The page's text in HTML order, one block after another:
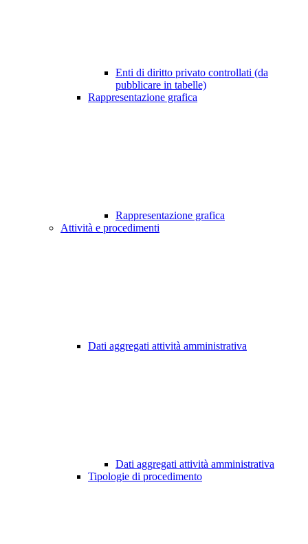
Enti di diritto privato controllati (da
pubblicare in tabelle)
Rappresentazione grafica
Rappresentazione grafica
Attività e procedimenti
Dati aggregati attività amministrativa
Dati aggregati attività amministrativa
Tipologie di procedimento